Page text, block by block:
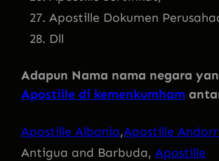
Apostille Dokumen
Dll
Adapun Nama nama negara
Apostille di kemenkumham
Apostille Albania,Apostille
Antigua and Barbuda, Apostille